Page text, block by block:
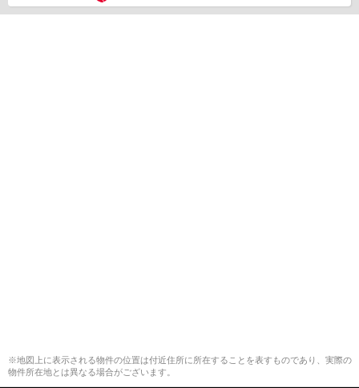
※地図上に表示される物件の位置は付近住所に所在することを表すものであり、実際の
物件所在地とは異なる場合がございます。